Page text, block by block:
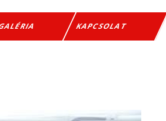
KAPCSOLAT